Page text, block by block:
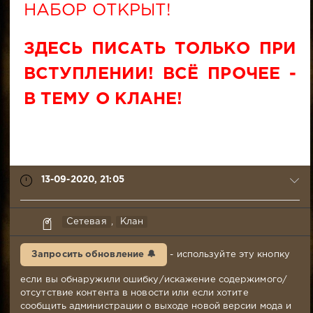
НАБОР ОТКРЫТ!
ЗДЕСЬ ПИСАТЬ ТОЛЬКО ПРИ
ВСТУПЛЕНИИ! ВСЁ ПРОЧЕЕ -
В ТЕМУ О КЛАНЕ!
13-09-2020, 21:05
Leofwin
13-
21:05
Комментариев:
932
Сетевая , Клан
Запросить обновление 🔔 - используйте эту кнопку
если вы обнаружили ошибку/искажение содержимого/
отсутствие контента в новости или если хотите
сообщить администрации о выходе новой версии мода и